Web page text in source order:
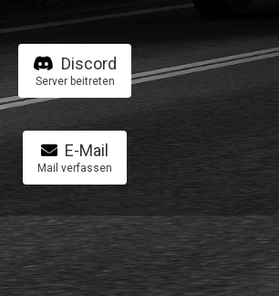
Discord
Server beitreten
E-Mail
Mail verfassen